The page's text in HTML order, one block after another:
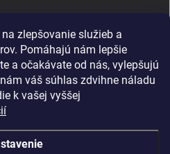
zlepšovanie služieb a
Pomáhajú nám lepšie
a očakávate od nás, vylepšujú
váš súhlas zdvihne náladu
k vašej vyššej